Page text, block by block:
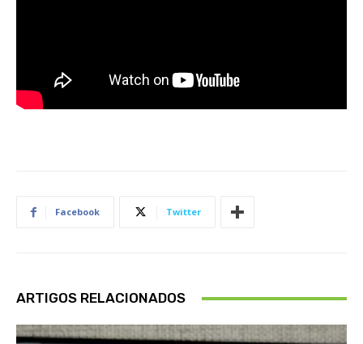
Facebook Twitter
ARTIGOS RELACIONADOS